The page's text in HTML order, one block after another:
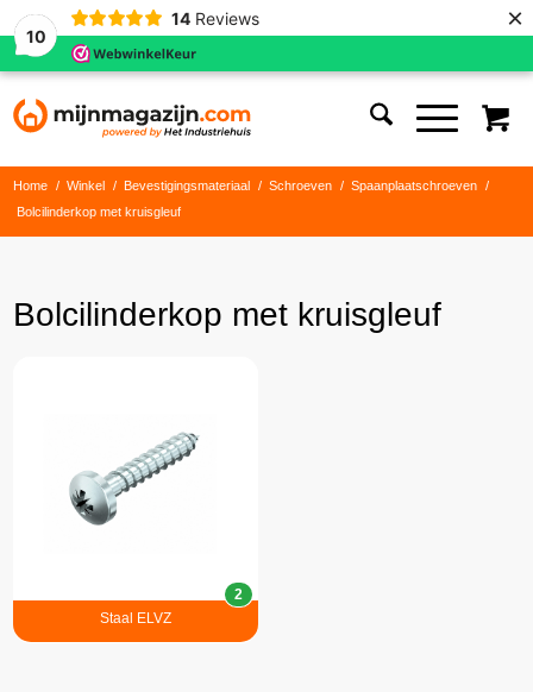
10
14 Reviews ×
Home / Winkel / Bevestigingsmateriaal / Schroeven / Spaanplaatschroeven
/
Bolcilinderkop met kruisgleuf
Bolcilinderkop met kruisgleuf
Staal ELVZ
2